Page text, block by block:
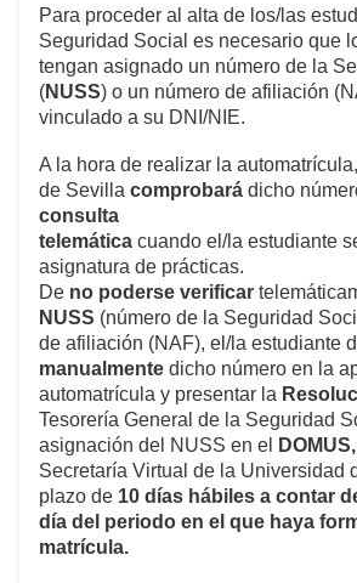
Para proceder al alta de los/las
Seguridad Social es necesario que
tengan asignado un número de la
(NUSS) o un número de afiliación
vinculado a su DNI/NIE.
A la hora de realizar la
de Sevilla comprobará dicho
consulta
telemática cuando el/la estudiante
asignatura de prácticas.
De no poderse verificar
NUSS (número de la Seguridad
de afiliación (NAF), el/la estudiante
manualmente dicho número en la
automatrícula y presentar la
Tesorería General de la Seguridad
asignación del NUSS en el
DOMUS,
Secretaría Virtual de la Universidad
plazo de 10 días hábiles a contar
día del periodo en el que haya
matrícula.